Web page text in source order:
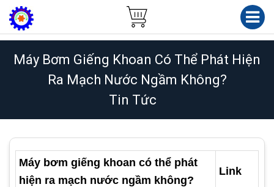
Máy Bơm Giếng Khoan Có Thể Phát Hiện
Ra Mạch Nước Ngầm Không?
Tin Tức
Máy bơm giếng khoan có thể phát
hiện ra mạch nước ngầm không?
Link